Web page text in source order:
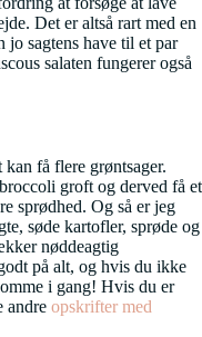
Det er altså rart med en
sagtens have til et par
salaten fungerer også
kan få flere grøntsager.
groft og derved få et
sprødhed. Og så er jeg
søde kartofler, sprøde og
nøddeagtig
på alt, og hvis du ikke
i gang! Hvis du er
andre opskrifter med